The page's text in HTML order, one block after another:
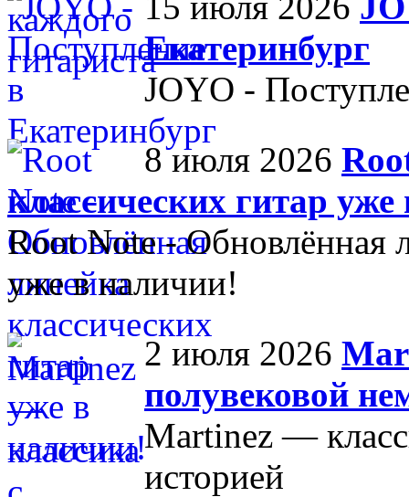
Екатеринбург
JOYO -
8 июля 2026
классических гитар
Root Note - Обновлённая
уже в наличии!
2 июля 2026
полувековой
Martinez —
историей